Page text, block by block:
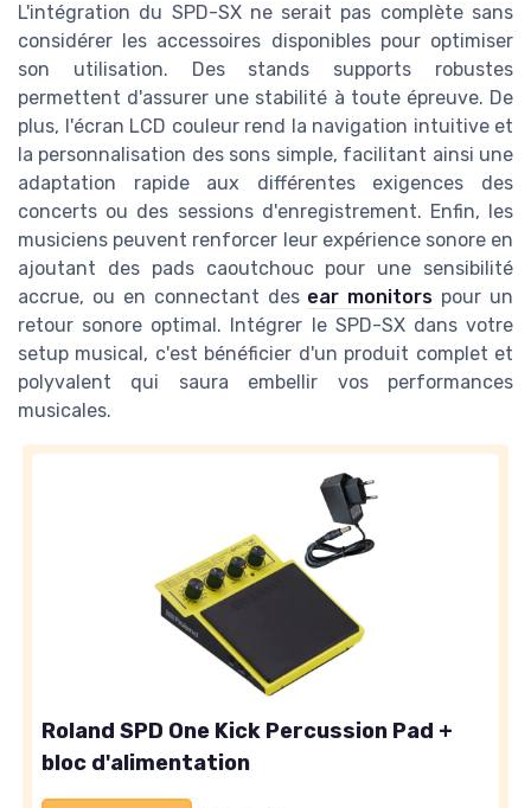
L'intégration du SPD-SX ne serait pas complète sans
considérer les accessoires disponibles pour optimiser
son utilisation. Des stands supports robustes
permettent d'assurer une stabilité à toute épreuve. De
plus, l'écran LCD couleur rend la navigation intuitive et
la personnalisation des sons simple, facilitant ainsi une
adaptation rapide aux différentes exigences des
concerts ou des sessions d'enregistrement. Enfin, les
musiciens peuvent renforcer leur expérience sonore en
ajoutant des pads caoutchouc pour une sensibilité
accrue, ou en connectant des ear monitors pour un
retour sonore optimal. Intégrer le SPD-SX dans votre
setup musical, c'est bénéficier d'un produit complet et
polyvalent qui saura embellir vos performances
musicales.
Roland SPD One Kick Percussion Pad +
bloc d'alimentation